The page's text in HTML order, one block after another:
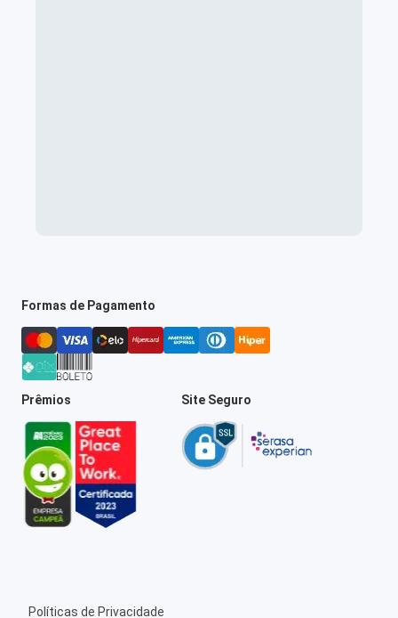
Formas de Pagamento
Prêmios Site Seguro
Políticas de Privacidade